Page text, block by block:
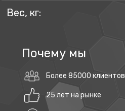
Вес, кг:
Почему мы
Более 85000 клиентов
25 лет на рынке